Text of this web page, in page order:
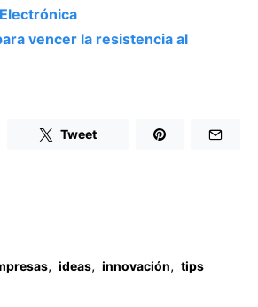
vencer la resistencia al
Tweet
, ideas, innovación, tips